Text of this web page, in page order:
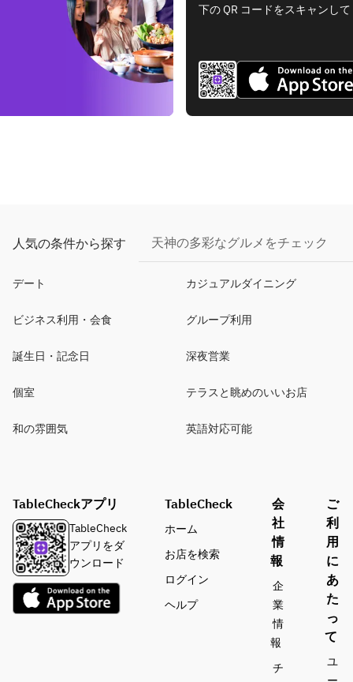
下の QR コードをスキャンし
人気の条件から探す 天神の多彩なグルメをチェック
デート カジュアルダイニング
ビジネス利用・会食 グループ利用
誕生日・記念日 深夜営業
個室 テラスと眺めのいいお店
和の雰囲気 英語対応可能
TableCheckアプリ
TableCheck
アプリをダ
ウンロード
TableCheck
ホーム
お店を検索
ログイン
ヘルプ
会
社
情
報
企
業
情
報
チ
ご
利
用
に
あ
た
っ
て
ユ